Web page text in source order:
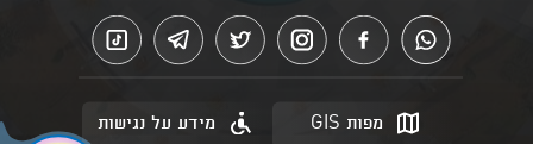
מפות GIS מידע על נגישות